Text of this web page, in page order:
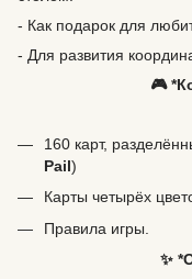
- Как подарок для
- Для развития
🎮
160 карт,
Pail)
Карты четырёх
Правила игры.
✨